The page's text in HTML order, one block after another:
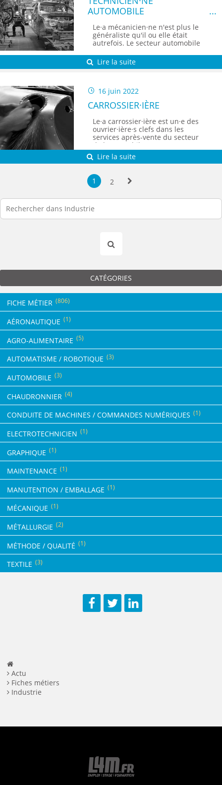
AUTOMOBILE
Le·a mécanicien·ne n'est plus le
généraliste qu'il ou elle était
autrefois. Le secteur automobile
spécialisé. De manière générale, il
ou elle s'occupe de la réparation
transports en communs.
Lire la suite
16 juin 2022
CARROSSIER·IÈRE
Le·a carrossier·ière est un·e des
ouvrier·ière·s clefs dans les
services après-vente du secteur
de l'automobile.
Lire la suite
1 2
CATÉGORIES
FICHE MÉTIER (806)
AÉRONAUTIQUE (1)
AGRO-ALIMENTAIRE (5)
AUTOMATISME / ROBOTIQUE (3)
AUTOMOBILE (3)
CHAUDRONNIER (4)
CONDUITE DE MACHINES / COMMANDES NUMÉRIQUES (1)
ELECTROTECHNICIEN (1)
GRAPHIQUE (1)
MAINTENANCE (1)
MANUTENTION / EMBALLAGE (1)
MÉCANIQUE (1)
MÉTALLURGIE (2)
MÉTHODE / QUALITÉ (1)
TEXTILE (3)
Actu
Fiches métiers
Industrie